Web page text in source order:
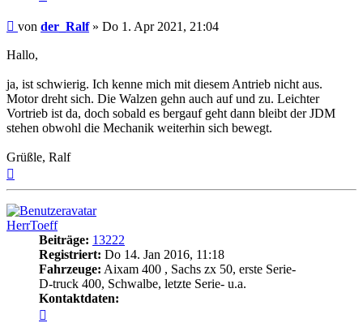
Beitrag
von der_Ralf» Do 1. Apr 2021, 21:04
Hallo,
ja, ist schwierig. Ich kenne mich mit diesem Antrieb nicht aus.
Motor dreht sich. Die Walzen gehn auch auf und zu. Leichter
Vortrieb ist da, doch sobald es bergauf geht dann bleibt der JDM
stehen obwohl die Mechanik weiterhin sich bewegt.
Grüßle, Ralf
HerrToeff
Beiträge: 13222
Registriert: Do 14. Jan 2016, 11:18
Fahrzeuge: Aixam 400 , Sachs zx 50, erste Serie-
D-truck 400, Schwalbe, letzte Serie- u.a.
Kontaktdaten: